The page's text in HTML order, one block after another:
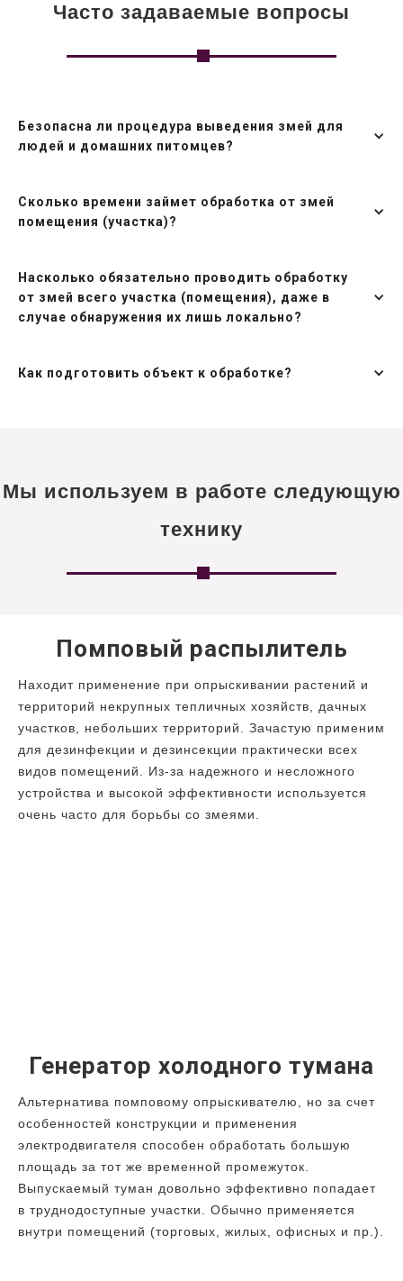
Часто задаваемые вопросы
Безопасна ли процедура выведения змей для
людей и домашних питомцев?
Сколько времени займет обработка от змей
помещения (участка)?
Насколько обязательно проводить обработку
от змей всего участка (помещения), даже в
случае обнаружения их лишь локально?
Как подготовить объект к обработке?
Мы используем в работе следующую
технику
Помповый распылитель
Находит применение при опрыскивании растений и
территорий некрупных тепличных хозяйств, дачных
участков, небольших территорий. Зачастую применим
для дезинфекции и дезинсекции практически всех
видов помещений. Из-за надежного и несложного
устройства и высокой эффективности используется
очень часто для борьбы со змеями.
Генератор холодного тумана
Альтернатива помповому опрыскивателю, но за счет
особенностей конструкции и применения
электродвигателя способен обработать большую
площадь за тот же временной промежуток.
Выпускаемый туман довольно эффективно попадает
в труднодоступные участки. Обычно применяется
внутри помещений (торговых, жилых, офисных и пр.).